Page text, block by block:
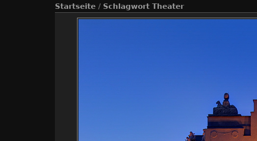
Startseite / Schlagwort Theater